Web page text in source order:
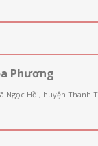
Phương
Ngọc Hồi, huyện Thanh